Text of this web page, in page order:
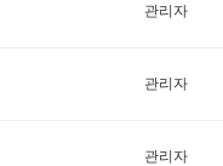
관리자
관리자
관리자